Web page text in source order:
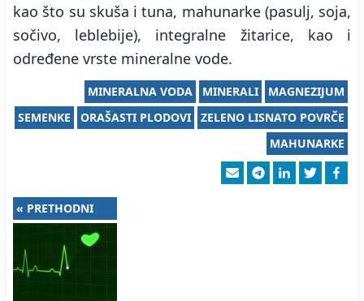
kao što su skuša i tuna, mahunarke (pasulj, soja,
sočivo, leblebije), integralne žitarice, kao i
određene vrste mineralne vode.
MAGNEZIJUM
MINERALI
MINERALNA VODA
ZELENO LISNATO POVRČE
ORAŠASTI PLODOVI
SEMENKE
MAHUNARKE
« PRETHODNI